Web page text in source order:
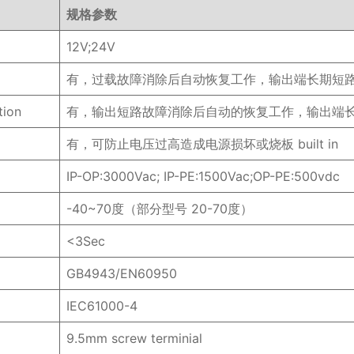
规格参数
12V;24V
有，过载故障消除后自动恢复工作，输出端长期短
有，输出短路故障消除后自动的恢复工作，输出
有，可防止电压过高造成电源损坏或烧板 built in
IP-OP:3000Vac; IP-PE:1500Vac;OP-PE:500vdc
-40~70度（部分型号 20-70度）
<3Sec
GB4943/EN60950
IEC61000-4
9.5mm screw terminial